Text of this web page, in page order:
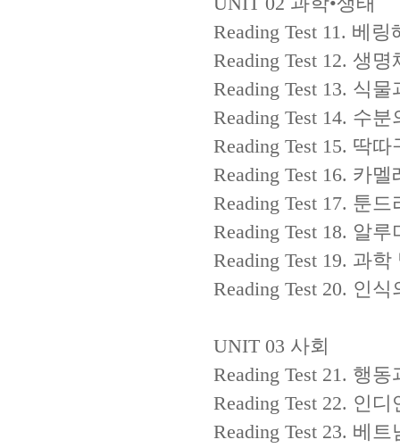
Reading Test 11. 베링
Reading Test 12. 생명
Reading Test 13. 식물
Reading Test 14. 수분
Reading Test 15. 딱따
Reading Test 16. 카멜
Reading Test 17. 툰드
Reading Test 18. 알루
Reading Test 19. 과학
Reading Test 20. 인식
UNIT 03 사회
Reading Test 21. 행동
Reading Test 22. 인디
Reading Test 23. 베트